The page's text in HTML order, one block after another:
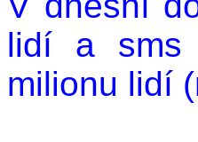
lidí a sms
milionu lidí